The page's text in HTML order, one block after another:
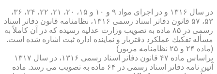
در سال ۱۳۱۶ و در اجرای مواد ۹ و ۱۰ و ۱۵، ۲۰، ۲۱، ۲۲، ۲۴، ۳۶،
۵۳، ۵۷ قانون دفاتر اسناد رسمی ۱۳۱۶، نظامنامه قانون دفاتر اسناد
رسمی در ۸۵ ماده به تصویب وزارت عدلیه رسیده كه در آن كاملاً به
مسأله تفكیك عملكرد دفتریار و نماینده اداره ثبت اشاره شده است.
(ماده ۲۴ و ۲۵ نظامنامه مزبور)
براساس ماده ۴۷ قانون دفاتر اسناد رسمی ۱۳۱۶، در سال ۱۳۱۷
آئین نامه دفاتر اسناد رسمی در ۶۴ ماده به تصویب می رسد. ماده